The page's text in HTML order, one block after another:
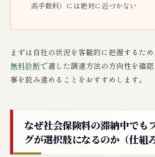
高手数料）には絶対に近づかない
まずは自社の状況を客観的に把握するため
無料診断で適した調達方法の方向性を確
事を読み進めることをおすすめします。
なぜ社会保険料の滞納中でも
グが選択肢になるのか（仕組み